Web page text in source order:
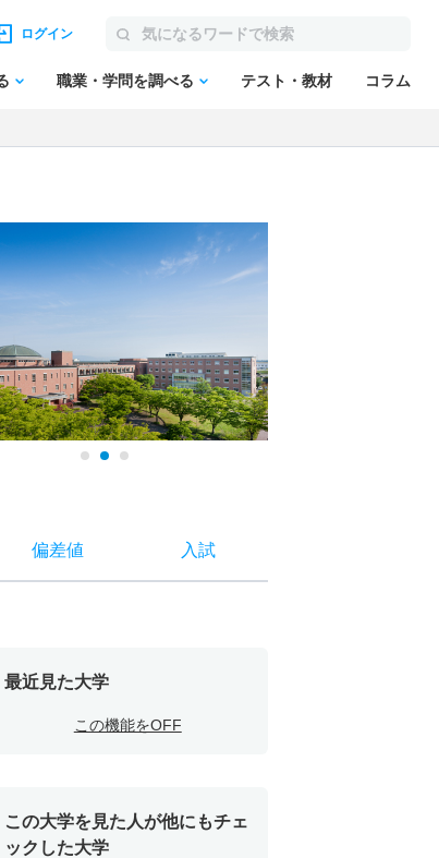
ログイン
職業・学問を調べる テスト・教材 コラム
偏差値 入試
最近見た大学
この機能をOFF
この大学を見た人が他にもチェ
ックした大学